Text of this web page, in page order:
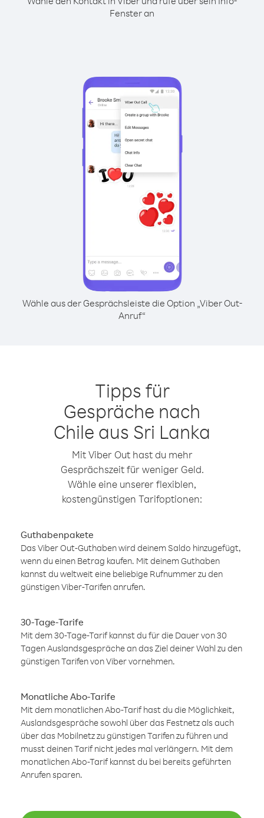
Fenster an
Wähle aus der Gesprächsleiste die Option „Viber Out-
Anruf“
Tipps für
Gespräche nach
Chile aus Sri Lanka
Mit Viber Out hast du mehr
Gesprächszeit für weniger Geld.
Wähle eine unserer flexiblen,
kostengünstigen Tarifoptionen:
Guthabenpakete
Das Viber Out-Guthaben wird deinem Saldo hinzugefügt,
wenn du einen Betrag kaufen. Mit deinem Guthaben
kannst du weltweit eine beliebige Rufnummer zu den
günstigen Viber-Tarifen anrufen.
30-Tage-Tarife
Mit dem 30-Tage-Tarif kannst du für die Dauer von 30
Tagen Auslandsgespräche an das Ziel deiner Wahl zu den
günstigen Tarifen von Viber vornehmen.
Monatliche Abo-Tarife
Mit dem monatlichen Abo-Tarif hast du die Möglichkeit,
Auslandsgespräche sowohl über das Festnetz als auch
über das Mobilnetz zu günstigen Tarifen zu führen und
musst deinen Tarif nicht jedes mal verlängern. Mit dem
monatlichen Abo-Tarif kannst du bei bereits geführten
Anrufen sparen.